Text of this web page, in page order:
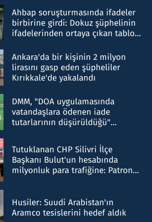
Ahbap soruşturmasında ifadeler
birbirine girdi: Dokuz şüphelinin
ifadelerinden ortaya çıkan tablo
Ankara'da bir kişinin 2 milyon
lirasını gasp eden şüpheliler
Kırıkkale'de yakalandı
DMM, "DOA uygulamasında
vatandaşlara ödenen iade
tutarlarının düşürüldüğü"
Tutuklanan CHP Silivri İlçe
Başkanı Bulut'un hesabında
milyonluk para trafiğine: Patron
Husiler: Suudi Arabistan'ın
Aramco tesislerini hedef aldık